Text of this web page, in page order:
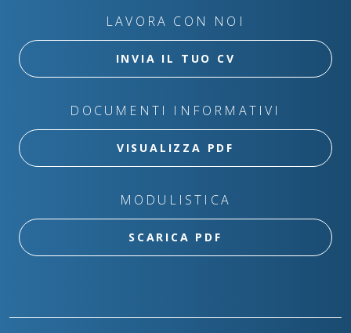
LAVORA CON NOI
INVIA IL TUO CV
DOCUMENTI INFORMATIVI
VISUALIZZA PDF
MODULISTICA
SCARICA PDF